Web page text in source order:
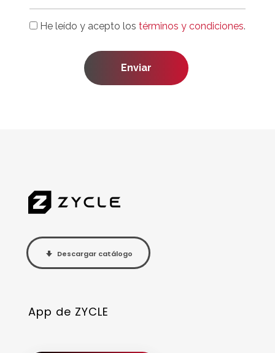
He leído y acepto los términos y condiciones.
Descargar catálogo
App de ZYCLE